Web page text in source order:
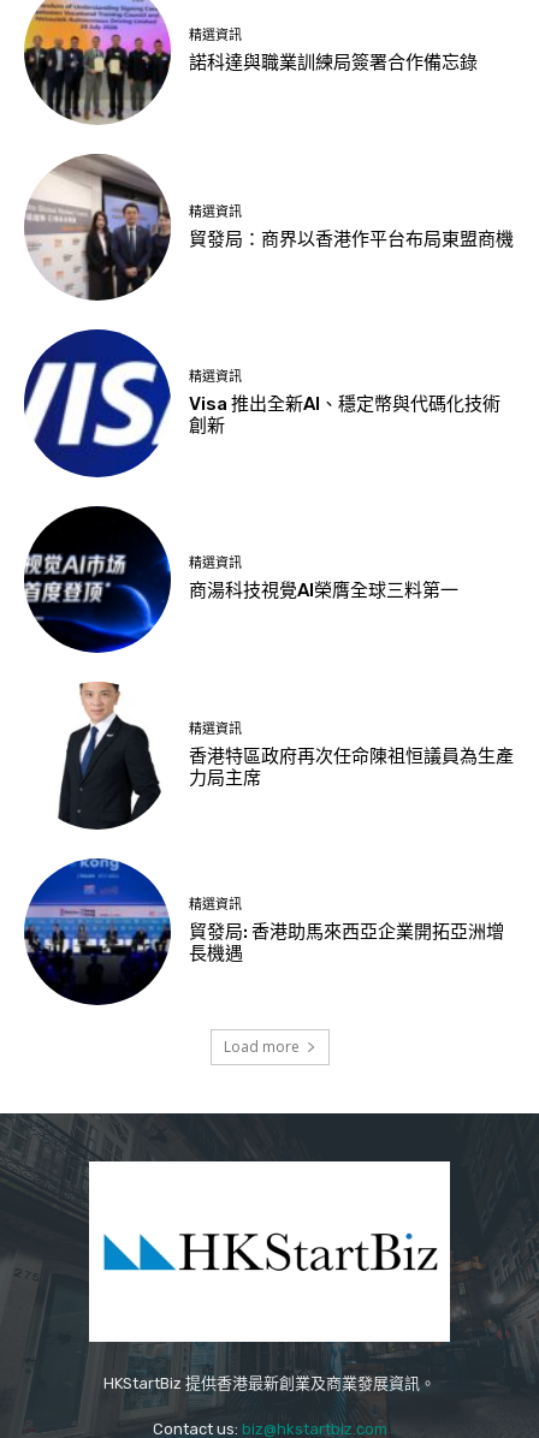
精選資訊
諾科達與職業訓練局簽署合作備忘錄
精選資訊
貿發局：商界以香港作平台布局東盟商機
精選資訊
Visa 推出全新AI、穩定幣與代碼化技術
創新
精選資訊
商湯科技視覺AI榮膺全球三料第一
精選資訊
香港特區政府再次任命陳祖恒議員為生產
力局主席
精選資訊
貿發局: 香港助馬來西亞企業開拓亞洲增
長機遇
Load more
HKStartBiz 提供香港最新創業及商業發展資訊。
Contact us: biz@hkstartbiz.com